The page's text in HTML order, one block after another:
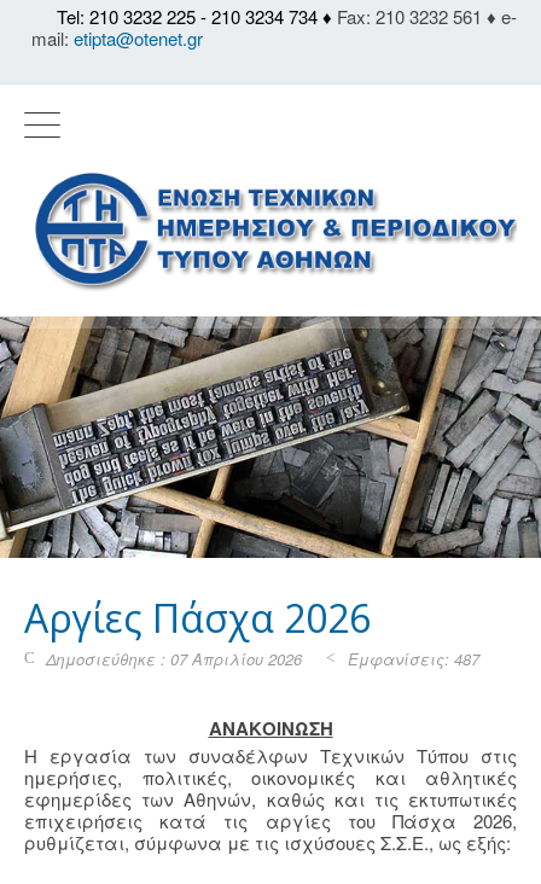
Tel: 210 3232 225 - 210 3234 734 ♦ Fax: 210 3232 561 ♦ e-
mail: etipta@otenet.gr
Aργίες Πάσχα 2026
Δημοσιεύθηκε : 07 Απριλίου 2026 Εμφανίσεις: 487
ΑΝΑΚΟΙΝΩΣΗ
Η εργασία των συναδέλφων Τεχνικών Τύπου στις
ημερήσιες, πολιτικές, οικονομικές και αθλητικές
εφημερίδες των Αθηνών, καθώς και τις εκτυπωτικές
επιχειρήσεις κατά τις αργίες του Πάσχα 2026,
ρυθμίζεται, σύμφωνα με τις ισχύσουες Σ.Σ.Ε., ως εξής: